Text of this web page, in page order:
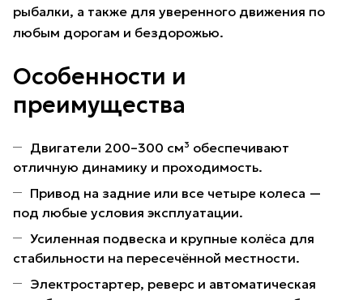
рыбалки, а также для уверенного движения по
любым дорогам и бездорожью.
Особенности и
преимущества
Двигатели 200–300 см³ обеспечивают
отличную динамику и проходимость.
Привод на задние или все четыре колеса —
под любые условия эксплуатации.
Усиленная подвеска и крупные колёса для
стабильности на пересечённой местности.
Электростартер, реверс и автоматическая